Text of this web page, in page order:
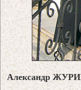
Александр